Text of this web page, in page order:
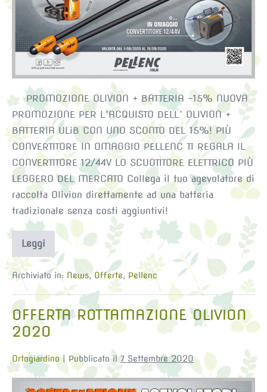
PROMOZIONE OLIVION + BATTERIA -15% NUOVA
PROMOZIONE PER L’ACQUISTO DELL’ OLIVION +
BATTERIA ULiB CON UNO SCONTO DEL 15%! PIÙ
CONVERTITORE IN OMAGGIO PELLENC TI REGALA IL
CONVERTITORE 12/44V LO SCUOTITORE ELETTRICO PIÙ
LEGGERO DEL MERCATO Collega il tuo agevolatore di
raccolta Olivion direttamente ad una batteria
tradizionale senza costi aggiuntivi!
Leggi
OFFERTA
2020
OLIVION
+
BATTERIA
-15%
Archiviato in: News, Offerte, Pellenc
OFFERTA ROTTAMAZIONE OLIVION
2020
Ortogiardino| Pubblicato il 7 Settembre 2020
OFFERTA